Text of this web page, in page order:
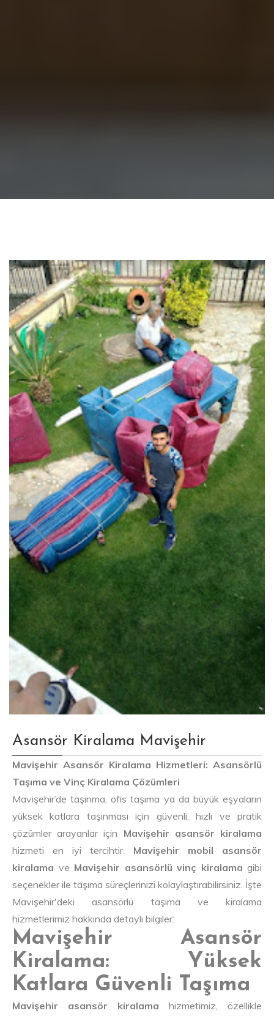
Asansör Kiralama Mavişehir
Mavişehir Asansör Kiralama Hizmetleri: Asansörlü
Taşıma ve Vinç Kiralama Çözümleri
Mavişehir’de taşınma, ofis taşıma ya da büyük eşyaların
yüksek katlara taşınması için güvenli, hızlı ve pratik
çözümler arayanlar için Mavişehir asansör kiralama
hizmeti en iyi tercihtir. Mavişehir mobil asansör
kiralama ve Mavişehir asansörlü vinç kiralama gibi
seçenekler ile taşıma süreçlerinizi kolaylaştırabilirsiniz. İşte
Mavişehir'deki asansörlü taşıma ve kiralama
hizmetlerimiz hakkında detaylı bilgiler:
Mavişehir Asansör
Kiralama: Yüksek
Katlara Güvenli Taşıma
Mavişehir asansör kiralama hizmetimiz, özellikle